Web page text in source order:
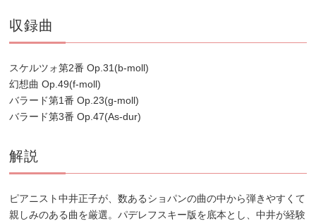
収録曲
スケルツォ第2番 Op.31(b-moll)
幻想曲 Op.49(f-moll)
バラード第1番 Op.23(g-moll)
バラード第3番 Op.47(As-dur)
解説
ピアニスト中井正子が、数あるショパンの曲の中から弾きやすくて
親しみのある曲を厳選。パデレフスキー版を底本とし、中井が経験